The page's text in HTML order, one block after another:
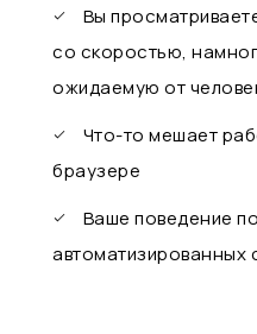
Вы
со скоростью,
ожидаемую от
Что-то мешает
браузере
Ваше поведение
автоматизированных